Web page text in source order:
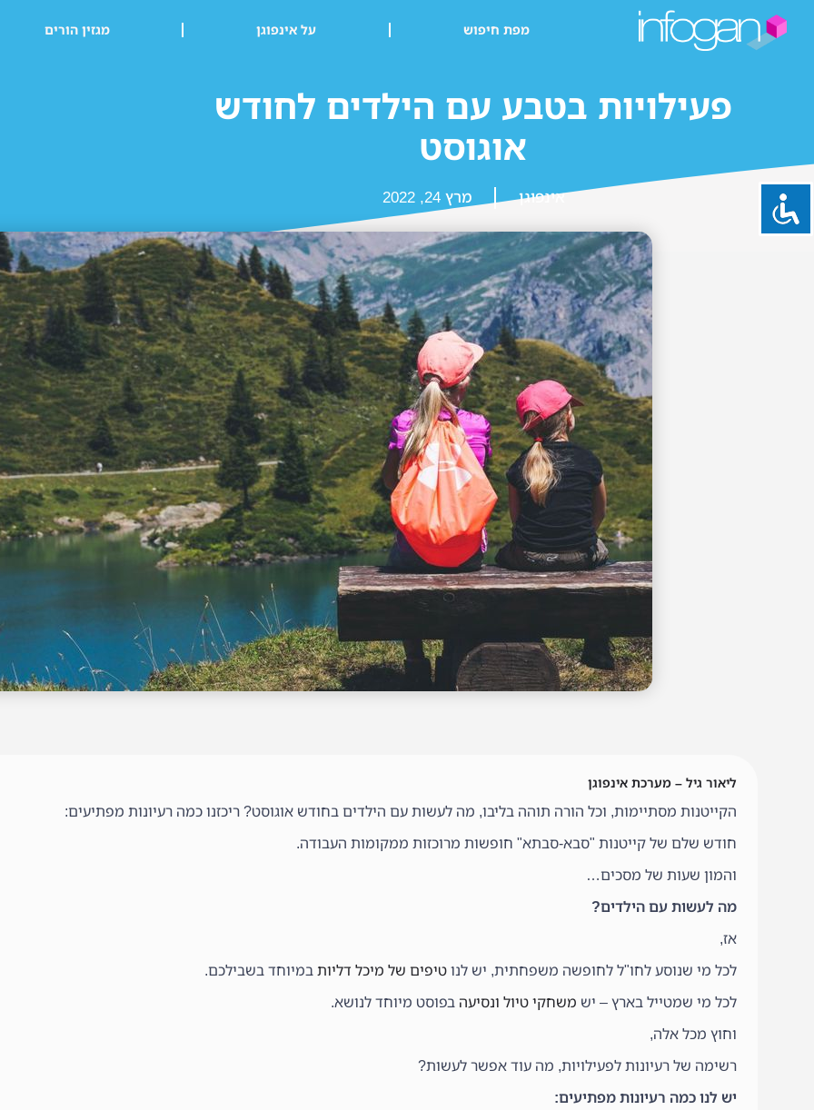
מפת חיפוש על אינפוגן מגזין הורים
פעילויות בטבע עם הילדים לחודש
אוגוסט
אינפוגן מרץ 24, 2022
ליאור גיל – מערכת אינפוגן
הקייטנות מסתיימות, וכל הורה תוהה בליבו, מה לעשות עם הילדים בחודש אוגוסט? ריכזנו כמה רעיונות מפתיעים:
חודש שלם של קייטנות "סבא-סבתא" חופשות מרוכזות ממקומות העבודה.
והמון שעות של מסכים…
מה לעשות עם הילדים?
אז,
לכל מי שנוסע לחו"ל לחופשה משפחתית, יש לנו טיפים של מיכל דליות במיוחד בשבילכם.
לכל מי שמטייל בארץ – יש משחקי טיול ונסיעה בפוסט מיוחד לנושא.
וחוץ מכל אלה,
רשימה של רעיונות לפעילויות, מה עוד אפשר לעשות?
יש לנו כמה רעיונות מפתיעים: